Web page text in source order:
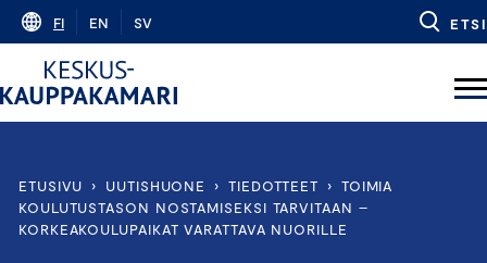
Skip
content
FI EN SV ETSI
ETUSIVU › UUTISHUONE › TIEDOTTEET › TOIMIA
KOULUTUSTASON NOSTAMISEKSI TARVITAAN –
KORKEAKOULUPAIKAT VARATTAVA NUORILLE